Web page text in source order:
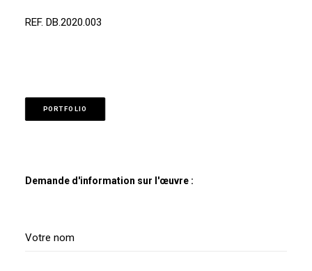
REF. DB.2020.003
PORTFOLIO
Demande d'information sur l'œuvre :